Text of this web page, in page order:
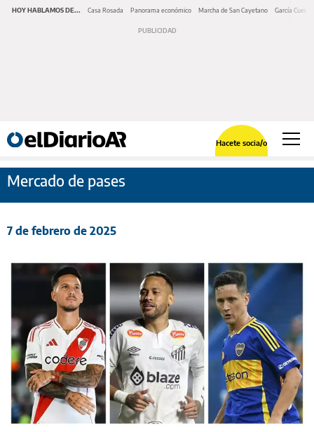
HOY HABLAMOS DE... Casa Rosada Panorama económico Marcha de San Cayetano García Cuerva
Hacete socia/o
Mercado de pases
7 de febrero de 2025